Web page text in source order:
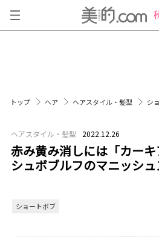
トップ ヘア ヘアスタイル・髪型 シ
ヘアスタイル・髪型 2022.12.26
赤み黄み消しには「カー
シュボブルフのマニッシ
ショートボブ